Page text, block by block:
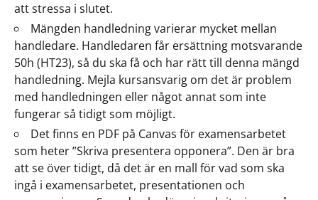
att stressa i slutet.
Mängden handledning varierar mycket mellan
handledare. Handledaren får ersättning motsvarande
50h (HT23), så du ska få och har rätt till denna mängd
handledning. Mejla kursansvarig om det är problem
med handledningen eller något annat som inte
fungerar så tidigt som möjligt.
Det finns en PDF på Canvas för examensarbetet
som heter ”Skriva presentera opponera”. Den är bra
att se över tidigt, då det är en mall för vad som ska
ingå i examensarbetet, presentationen och